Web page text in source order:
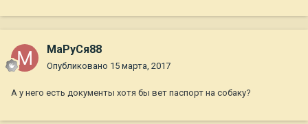
МаРуСя88
Опубликовано 15 марта, 2017
А у него есть документы хотя бы вет паспорт на собаку?